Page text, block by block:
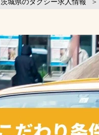
茨城県のタクシー求人情報 ＞